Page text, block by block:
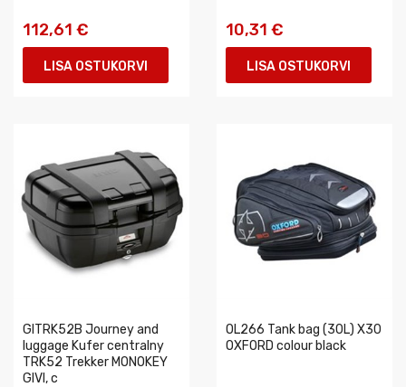
112,61 €
LISA OSTUKORVI
10,31 €
LISA OSTUKORVI
GITRK52B Journey and
luggage Kufer centralny
TRK52 Trekker MONOKEY
GIVI, c
OL266 Tank bag (30L) X30
OXFORD colour black